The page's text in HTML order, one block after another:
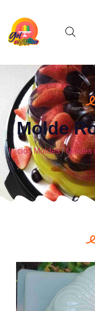
Molde
Inicio/Moldes/Moldes